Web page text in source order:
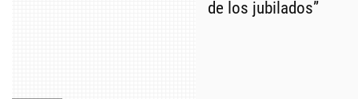
de los jubilados”